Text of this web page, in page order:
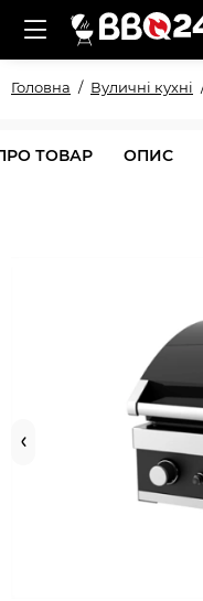
Головна Вуличні кухні
ТОВАР ОПИС